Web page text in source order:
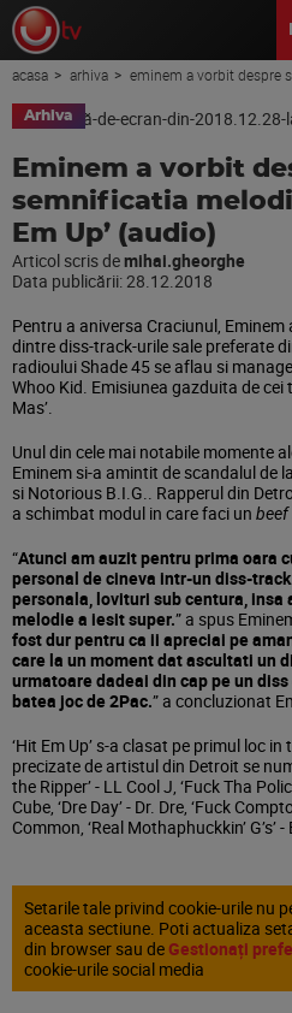
acasa arhiva eminem a vorbit despre
Arhiva
Eminem a vorbit
semnificatia
Em Up’ (audio)
Articol scris demihai.gheorghe
Data publicării:28.12.2018
Pentru a aniversa Craciunul,
dintre diss-track-urile sale preferate
radioului Shade 45 se aflau si
Whoo Kid. Emisiunea gazduita de cei
Mas’.
Unul din cele mai notabile momente
Eminem si-a amintit de scandalul de
si Notorious B.I.G.. Rapperul din
a schimbat modul in care faci un beef
“Atunci am auzit pentru prima oara
personal de cineva intr-un diss-
personala, lovituri sub centura,
melodie a iesit super.” a spus
fost dur pentru ca ii apreciai pe
care la un moment dat ascultati un
urmatoare dadeai din cap pe un
batea joc de 2Pac.” a concluzionat
‘Hit Em Up’ s-a clasat pe primul loc
precizate de artistul din Detroit se
the Ripper’ - LL Cool J, ‘Fuck Tha
Cube, ‘Dre Day’ - Dr. Dre, ‘Fuck
Common, ‘Real Mothaphuckkin’ G’s’ -
Setarile tale privind cookie-urile nu
aceasta sectiune. Poti actualiza
din browser sau de Gestionați
cookie-urile social media